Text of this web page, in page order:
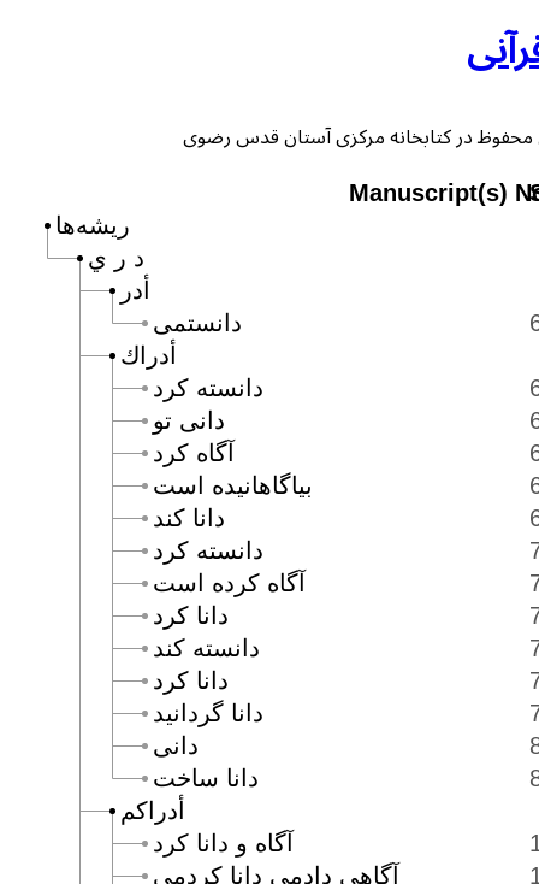
ریشه‌ها
د ر ي
أدر
أدراك
أدراكم
دانستمى
دانسته كرد
دانى تو
آگاه كرد
بياگاهانيده است
دانا كند
دانسته كرد
آگاه كرده است
دانا كرد
دانسته كند
دانا كرد
دانا گردانيد
دانى
دانا ساخت
آگاه و دانا كرد
آگاهى دادمى دانا كردمى
Manuscript(s)